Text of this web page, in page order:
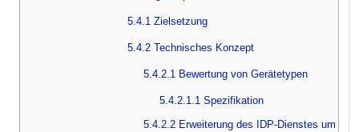
5.4.1 Zielsetzung
5.4.2 Technisches Konzept
5.4.2.1 Bewertung von Gerätetypen
5.4.2.1.1 Spezifikation
5.4.2.2 Erweiterung des IDP-Dienstes um